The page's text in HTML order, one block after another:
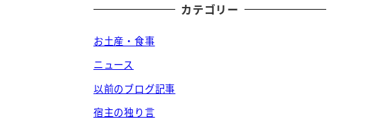
カテゴリー
お土産・食事
ニュース
以前のブログ記事
宿主の独り言